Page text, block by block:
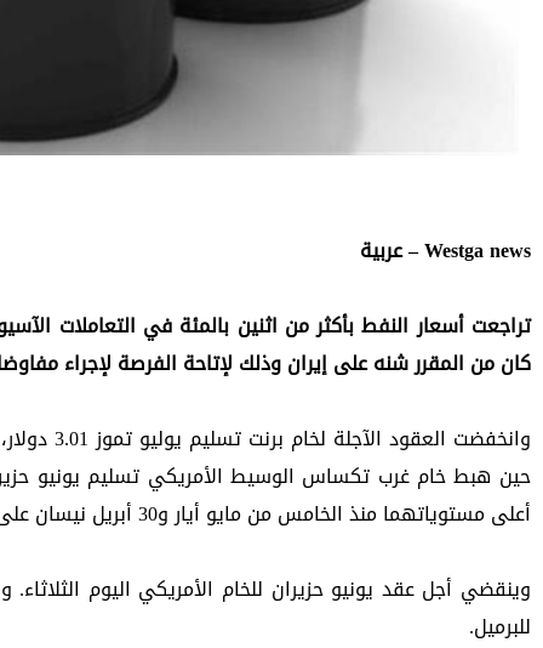
Westga news – عربية
كان من المقرر شنه على إيران وذلك لإتاحة الفرصة لإجراء
أعلى مستوياتهما منذ الخامس من مايو أيار و30 أبريل نيسان على الترتيب في الجلسة السابقة.
للبرميل.